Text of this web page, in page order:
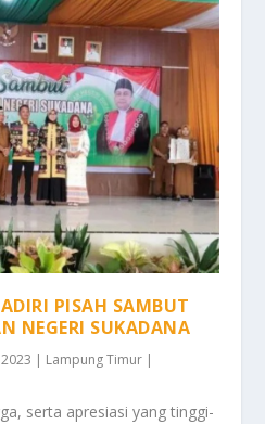
PISAH SAMBUT
NEGERI SUKADANA
| Lampung Timur |
serta apresiasi yang tinggi-